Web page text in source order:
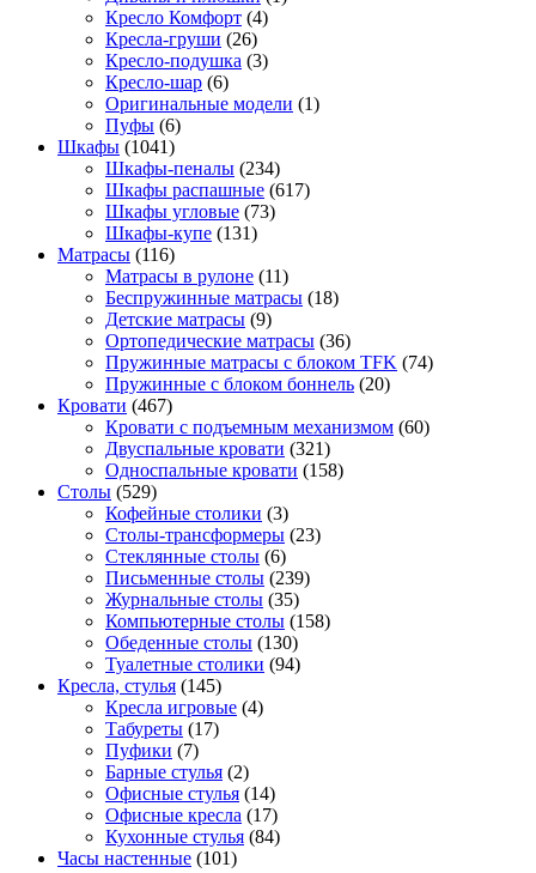
Кресло Комфорт (4)
Кресла-груши (26)
Кресло-подушка (3)
Кресло-шар (6)
Оригинальные модели (1)
Пуфы (6)
Шкафы (1041)
Шкафы-пеналы (234)
Шкафы распашные (617)
Шкафы угловые (73)
Шкафы-купе (131)
Матрасы (116)
Матрасы в рулоне (11)
Беспружинные матрасы (18)
Детские матрасы (9)
Ортопедические матрасы (36)
Пружинные матрасы с блоком TFK (74)
Пружинные с блоком боннель (20)
Кровати (467)
Кровати с подъемным механизмом (60)
Двуспальные кровати (321)
Односпальные кровати (158)
Столы (529)
Кофейные столики (3)
Столы-трансформеры (23)
Стеклянные столы (6)
Письменные столы (239)
Журнальные столы (35)
Компьютерные столы (158)
Обеденные столы (130)
Туалетные столики (94)
Кресла, стулья (145)
Кресла игровые (4)
Табуреты (17)
Пуфики (7)
Барные стулья (2)
Офисные стулья (14)
Офисные кресла (17)
Кухонные стулья (84)
Часы настенные (101)